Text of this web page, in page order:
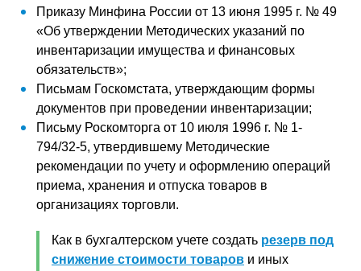
Приказу Минфина России от 13 июня 1995 г. № 49
«Об утверждении Методических указаний по
инвентаризации имущества и финансовых
обязательств»;
Письмам Госкомстата, утверждающим формы
документов при проведении инвентаризации;
Письму Роскомторга от 10 июля 1996 г. № 1-
794/32-5, утвердившему Методические
рекомендации по учету и оформлению операций
приема, хранения и отпуска товаров в
организациях торговли.
Как в бухгалтерском учете создать резерв под
снижение стоимости товаров и иных